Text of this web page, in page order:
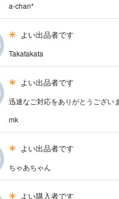
a-chan*
よい出品者です
Takatakata
よい出品者です
迅速なご対応をありがとうござい
mk
よい出品者です
ちゃあちゃん
よい購入者です